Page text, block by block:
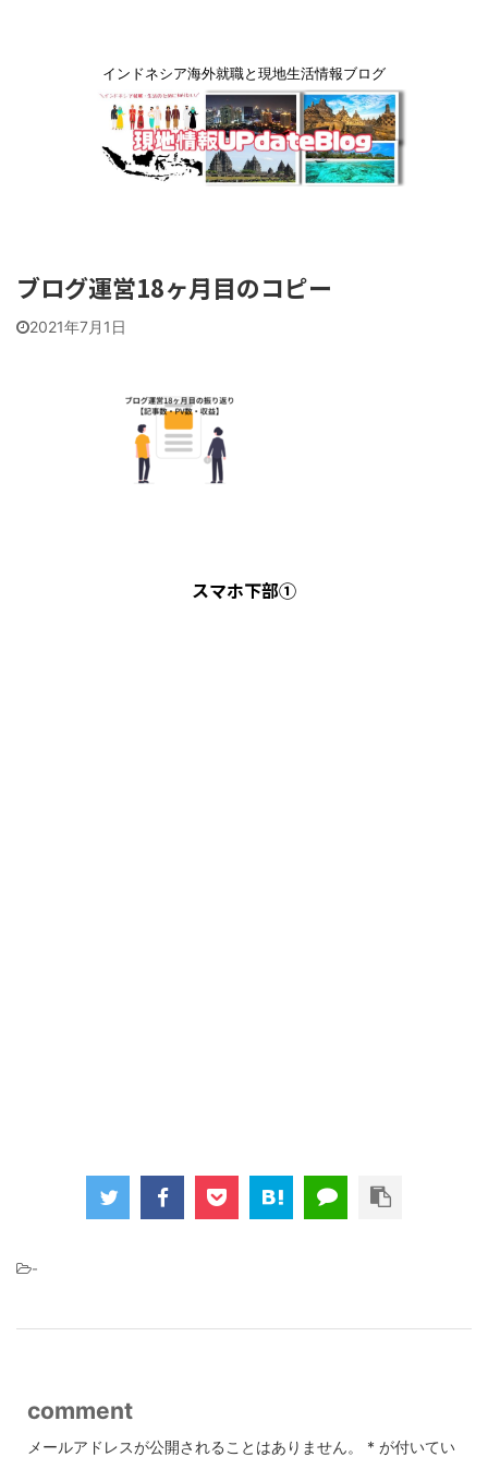
インドネシア海外就職と現地生活情報ブログ
ブログ運営18ヶ月目のコピー
2021年7月1日
スマホ下部①
-
comment
メールアドレスが公開されることはありません。 * が付いてい